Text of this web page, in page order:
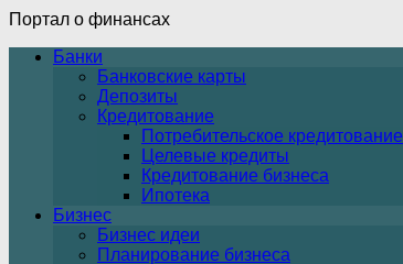
Портал о финансах
Банки
Банковские карты
Депозиты
Кредитование
Потребительское кредитование
Целевые кредиты
Кредитование бизнеса
Ипотека
Бизнес
Бизнес идеи
Планирование бизнеса